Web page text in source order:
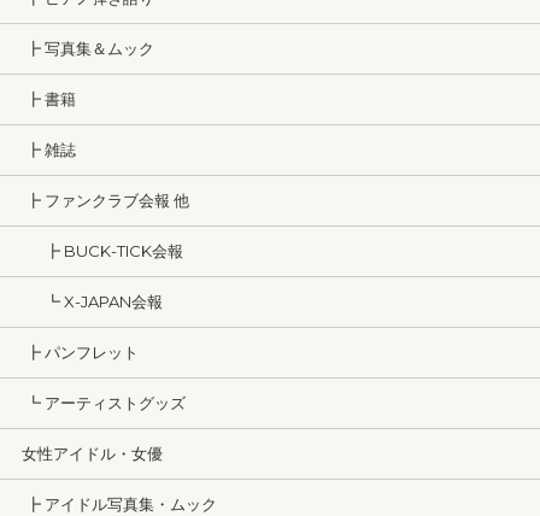
┣ 写真集＆ムック
┣ 書籍
┣ 雑誌
┣ ファンクラブ会報 他
┣ BUCK-TICK会報
┗ X-JAPAN会報
┣ パンフレット
┗ アーティストグッズ
女性アイドル・女優
┣ アイドル写真集・ムック